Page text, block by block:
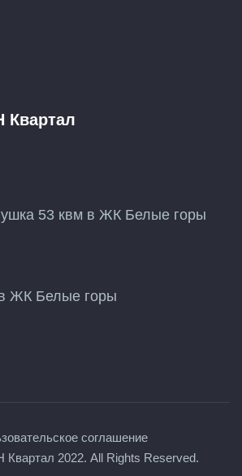
Квартал
53 квм в ЖК Белые горы
ЖК Белые горы
соглашение
Квартал 2022. All Rights Reserved.